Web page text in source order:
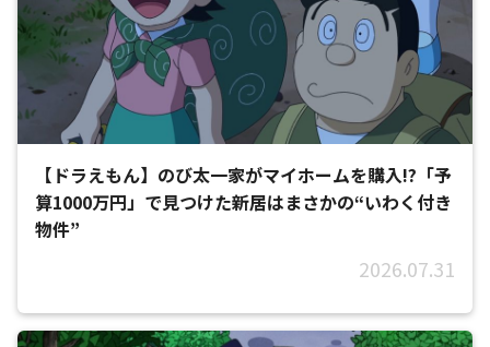
【ドラえもん】のび太一家がマイホームを購入!?「予
算1000万円」で見つけた新居はまさかの“いわく付き
物件”
2026.07.31